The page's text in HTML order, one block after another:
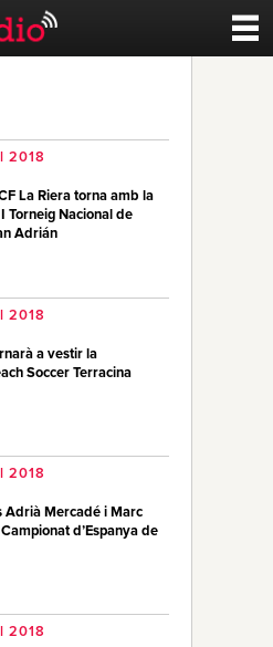
Esports
Qui Som
2018
La Riera torna amb la
Torneig Nacional de
Adrián
2018
a vestir la
Soccer Terracina
2018
Adrià Mercadé i Marc
d’Espanya de
2018